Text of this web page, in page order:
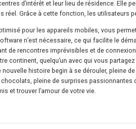
d’intérêt et leur lieu de résidence. Elle
réel. Grâce à cette fonction, les utilisateurs
pour les appareils mobiles, vous
n’est nécessaire, ce qui facilite le
de rencontres imprévisibles et de
continent, quelqu’un avec qui vous
nouvelle histoire begin à se dérouler, pleine
pleine de surprises passionnantes
et trouver l’amour de votre vie.